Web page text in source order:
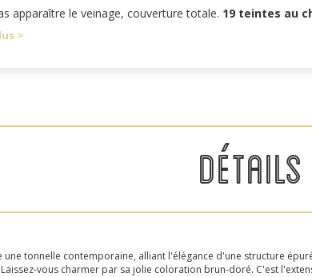
apparaître le veinage, couverture totale. 19 teintes au
une tonnelle contemporaine, alliant l'élégance d'une structure
vous charmer par sa jolie coloration brun-doré. C'est